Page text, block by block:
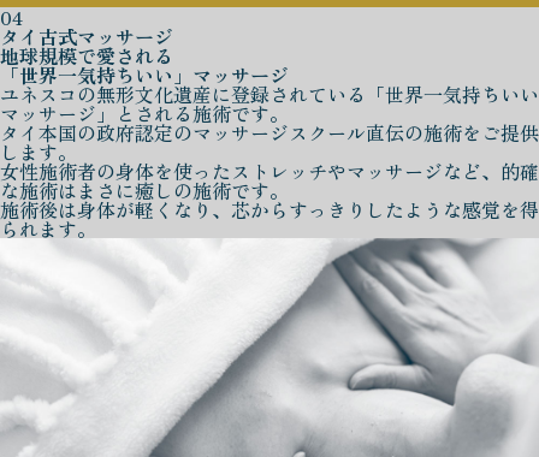
04
タイ古式マッサージ
地球規模で愛される
「世界一気持ちいい」マッサージ
ユネスコの無形文化遺産に登録されている「世界一気持ちいい
マッサージ」とされる施術です。
タイ本国の政府認定のマッサージスクール直伝の施術をご提供
します。
女性施術者の身体を使ったストレッチやマッサージなど、的確
な施術はまさに癒しの施術です。
施術後は身体が軽くなり、芯からすっきりしたような感覚を得
られます。